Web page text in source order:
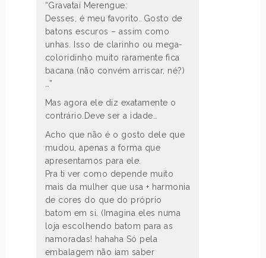
“Gravataí Merengue:
Desses, é meu favorito. Gosto de
batons escuros – assim como
unhas. Isso de clarinho ou mega-
coloridinho muito raramente fica
bacana (não convém arriscar, né?)
…”
Mas agora ele diz exatamente o
contrário.Deve ser a idade…
Acho que não é o gosto dele que
mudou, apenas a forma que
apresentamos para ele.
Pra ti ver como depende muito
mais da mulher que usa + harmonia
de cores do que do próprio
batom em si. (Imagina eles numa
loja escolhendo batom para as
namoradas! hahaha Só pela
embalagem não iam saber